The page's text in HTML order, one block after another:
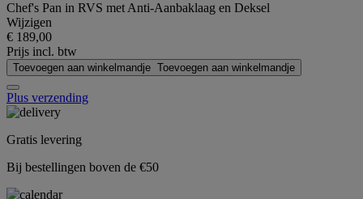
Chef's Pan in RVS met Anti-Aanbaklaag en Deksel
Wijzigen
€ 189,00
Prijs incl. btw
Toevoegen aan winkelmandje Toevoegen aan winkelmandje
Plus verzending
Gratis levering
Bij bestellingen boven de €50